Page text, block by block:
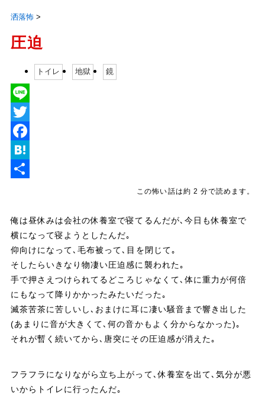
洒落怖>
圧迫
トイレ 地獄 鏡
L
e
T
w
e
r
a
b
o
o
k
H
e
n
a
この怖い話は約 2 分で読めます。
俺は昼休みは会社の休養室で寝てるんだが､今日も休養室で
横になって寝ようとしたんだ｡
仰向けになって､毛布被って､目を閉じて｡
そしたらいきなり物凄い圧迫感に襲われた｡
手で押さえつけられてるどころじゃなくて､体に重力が何倍
にもなって降りかかったみたいだった｡
滅茶苦茶に苦しいし､おまけに耳に凄い騒音まで響き出した
(あまりに音が大きくて､何の音かもよく分からなかった)｡
それが暫く続いてから､唐突にその圧迫感が消えた｡
フラフラになりながら立ち上がって､休養室を出て､気分が悪
いからトイレに行ったんだ｡